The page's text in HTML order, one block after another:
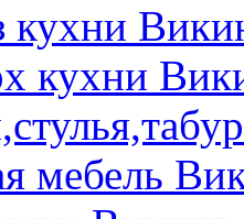
кухни
кухни
мебель